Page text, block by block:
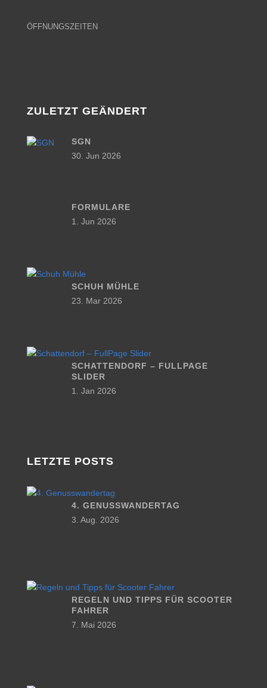
ÖFFNUNGSZEITEN
ZULETZT GEÄNDERT
SGN
30. Jun 2026
FORMULARE
1. Jun 2026
SCHUH MÜHLE
23. Mar 2026
SCHATTENDORF – FULLPAGE
SLIDER
1. Jan 2026
LETZTE POSTS
4. GENUSSWANDERTAG
3. Aug. 2026
REGELN UND TIPPS FÜR SCOOTER
FAHRER
7. Mai 2026